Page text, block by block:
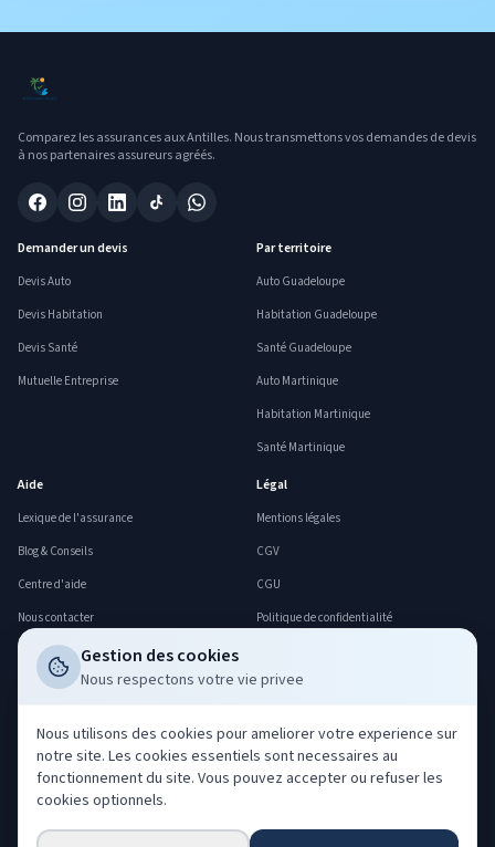
Comparez les assurances aux Antilles. Nous transmettons vos demandes de devis
à nos partenaires assureurs agréés.
Demander un devis
Devis Auto
Devis Habitation
Devis Santé
Mutuelle Entreprise
Par territoire
Auto Guadeloupe
Habitation Guadeloupe
Santé Guadeloupe
Auto Martinique
Habitation Martinique
Santé Martinique
Aide
Lexique de l'assurance
Blog & Conseils
Centre d'aide
Nous contacter
Déclarer un sinistre
Légal
Mentions légales
CGV
CGU
Politique de confidentialité
Gerer mes cookies
Acheter nos leads
Co-courtage ORIAS
Gestion des cookies
Nous respectons votre vie privee
Nous utilisons des cookies pour ameliorer votre experience sur
notre site. Les cookies essentiels sont necessaires au
fonctionnement du site. Vous pouvez accepter ou refuser les
cookies optionnels.